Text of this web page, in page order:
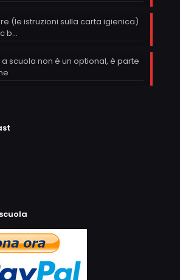
(le istruzioni sulla carta igienica)
b…
scuola non è un optional, è parte